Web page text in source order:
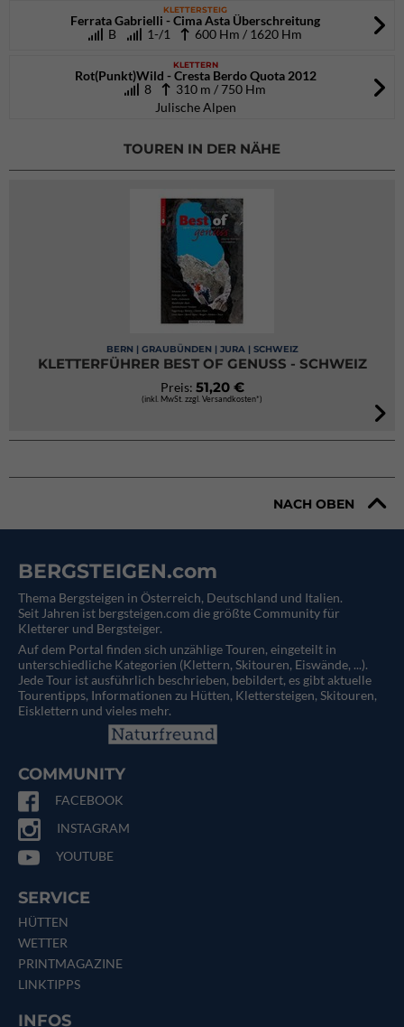
KLETTERSTEIG
Ferrata Gabrielli - Cima Asta Überschreitung
B
1-/1 600 Hm / 1620 Hm
KLETTERN
Rot(Punkt)Wild - Cresta Berdo Quota 2012
8
310 m / 750 Hm
Julische Alpen
TOUREN IN DER NÄHE
BERN | GRAUBÜNDEN | JURA | SCHWEIZ
KLETTERFÜHRER BEST OF GENUSS - SCHWEIZ
Preis: 51,20 €
(inkl. MwSt. zzgl. Versandkosten*)
NACH OBEN
BERGSTEIGEN.com
Thema Bergsteigen in Österreich, Deutschland und Italien.
Seit Jahren ist bergsteigen.com die größte Community für
Kletterer und Bergsteiger.
Auf dem Portal finden sich unzählige Touren, eingeteilt in
unterschiedliche Kategorien (Klettern, Skitouren, Eiswände, ...).
Jede Tour ist ausführlich beschrieben, bebildert, es gibt aktuelle
Tourentipps, Informationen zu Hütten, Klettersteigen, Skitouren,
Eisklettern und vieles mehr.
COMMUNITY
FACEBOOK
INSTAGRAM
YOUTUBE
SERVICE
HÜTTEN
WETTER
PRINTMAGAZINE
LINKTIPPS
INFOS